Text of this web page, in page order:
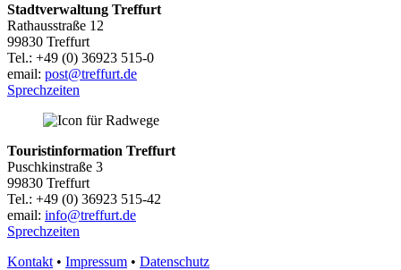
Stadtverwaltung Treffurt
Rathausstraße 12
99830 Treffurt
Tel.: +49 (0) 36923 515-0
email: post@treffurt.de
Sprechzeiten
Touristinformation Treffurt
Puschkinstraße 3
99830 Treffurt
Tel.: +49 (0) 36923 515-42
email: info@treffurt.de
Sprechzeiten
Kontakt • Impressum • Datenschutz